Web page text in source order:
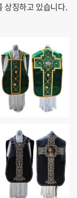
상징하고 있습니다.